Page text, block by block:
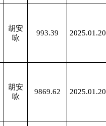
胡安
咏
993.39 2025.01.20
胡安
咏
9869.62 2025.01.20